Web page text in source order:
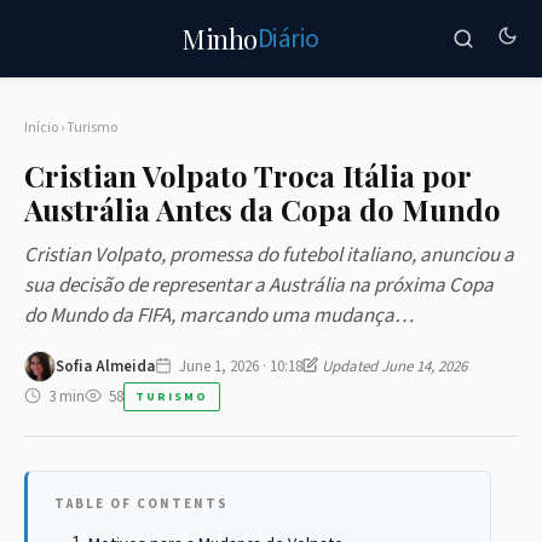
MinhoDiário
Início›Turismo
Cristian Volpato Troca Itália por
Austrália Antes da Copa do Mundo
Cristian Volpato, promessa do futebol italiano, anunciou a
sua decisão de representar a Austrália na próxima Copa
do Mundo da FIFA, marcando uma mudança…
Sofia Almeida June 1, 2026 · 10:18
Updated June 14, 2026
3 min
58 TURISMO
TABLE OF CONTENTS